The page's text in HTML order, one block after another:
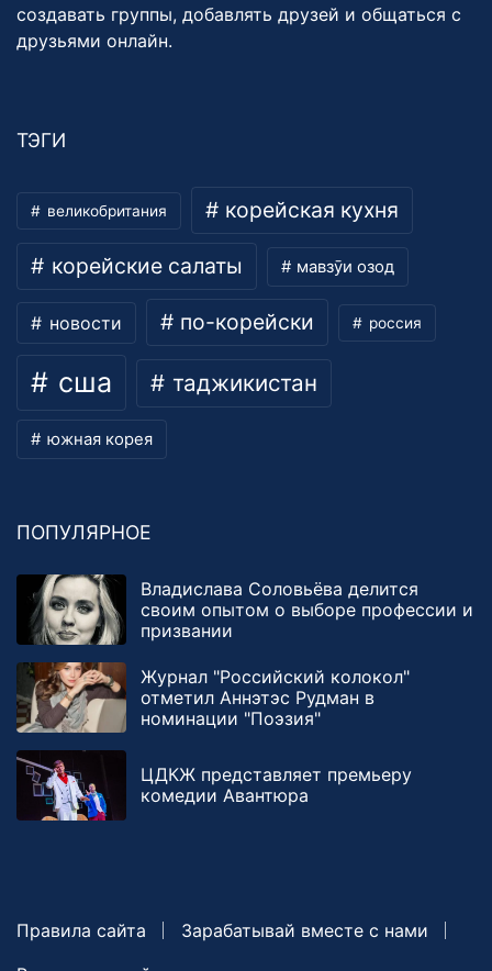
создавать группы, добавлять друзей и общаться с
друзьями онлайн.
ТЭГИ
великобритания корейская кухня
корейские салаты мавзӯи озод
новости по-корейски россия
сша таджикистан
южная корея
ПОПУЛЯРНОЕ
Владислава Соловьёва делится
своим опытом о выборе профессии и
призвании
Журнал "Российский колокол"
отметил Аннэтэс Рудман в
номинации "Поэзия"
ЦДКЖ представляет премьеру
комедии Авантюра
Правила сайта
Зарабатывай вместе с нами